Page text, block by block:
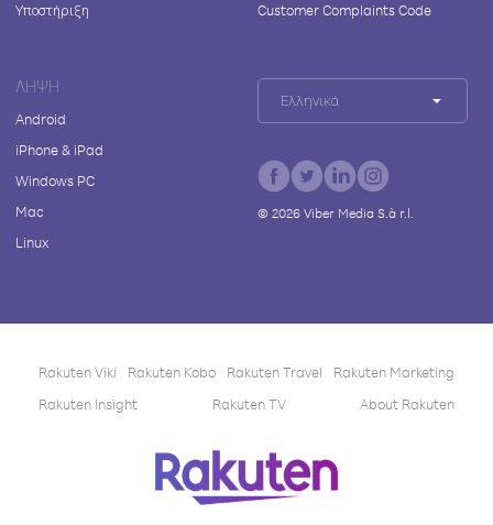
Υποστήριξη
Customer Complaints Code
ΛΉΨΗ
Android
iPhone & iPad
Windows PC
Mac
Linux
Ελληνικά
© 2026Viber Media S.à r.l.
Rakuten Viki Rakuten Kobo Rakuten Travel
Rakuten Marketing
Rakuten Insight
Rakuten TV About Rakuten